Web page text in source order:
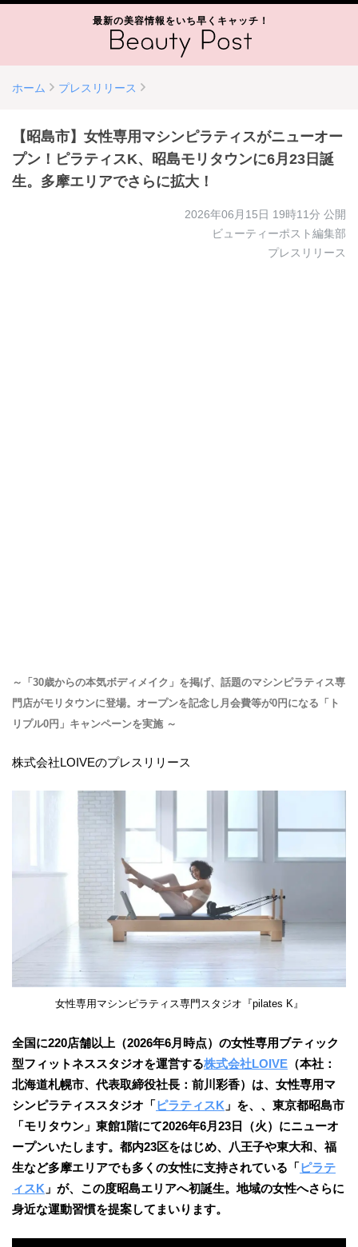
最新の美容情報をいち早くキャッチ！
ホーム プレスリリース
【昭島市】女性専用マシンピラティスがニューオー
プン！ピラティスK、昭島モリタウンに6月23日誕
生。多摩エリアでさらに拡大！
2026年06月15日 19時11分 公開
ビューティーポスト編集部
プレスリリース
～「30歳からの本気ボディメイク」を掲げ、話題のマシンピラティス専
門店がモリタウンに登場。オープンを記念し月会費等が0円になる「ト
リプル0円」キャンペーンを実施 ～
株式会社LOIVEのプレスリリース
女性専用マシンピラティス専門スタジオ『pilates K』
全国に220店舗以上（2026年6月時点）の女性専用ブティック
型フィットネススタジオを運営する株式会社LOIVE （本社：
北海道札幌市、代表取締役社長：前川彩香）は、女性専用マ
シンピラティススタジオ「ピラティスK 」を、、東京都昭島市
「モリタウン」東館1階にて2026年6月23日（火）にニューオ
ープンいたします。都内23区をはじめ、八王子や東大和、福
生など多摩エリアでも多くの女性に支持されている「ピラテ
ィスK 」が、この度昭島エリアへ初誕生。地域の女性へさらに
身近な運動習慣を提案してまいります。